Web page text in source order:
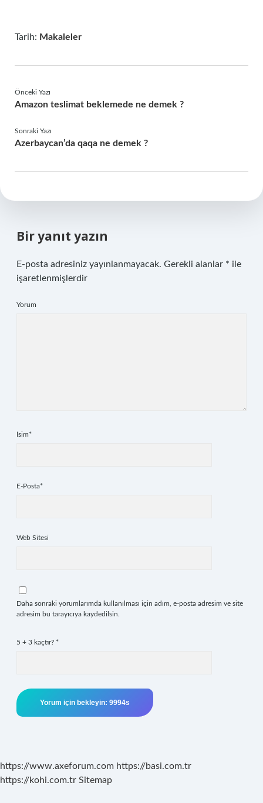
Tarih: Makaleler
Önceki Yazı
Amazon teslimat beklemede ne demek ?
Sonraki Yazı
Azerbaycan’da qaqa ne demek ?
Bir yanıt yazın
E-posta adresiniz yayınlanmayacak. Gerekli alanlar * ile
işaretlenmişlerdir
Yorum
İsim*
E-Posta*
Web Sitesi
Daha sonraki yorumlarımda kullanılması için adım, e-posta adresim ve site
adresim bu tarayıcıya kaydedilsin.
5 + 3 kaçtır? *
https://www.axeforum.com https://basi.com.tr
https://kohi.com.tr Sitemap